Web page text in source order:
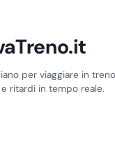
per viaggiare in
e ritardi in tempo reale.